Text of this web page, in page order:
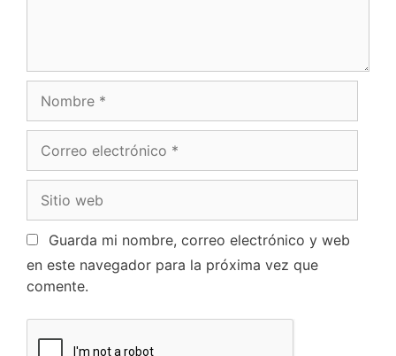
Guarda mi nombre, correo electrónico y web
en este navegador para la próxima vez que
comente.